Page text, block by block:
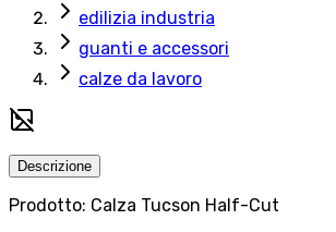
edilizia industria
guanti e accessori
calze da lavoro
Descrizione
Prodotto: Calza Tucson Half-Cut